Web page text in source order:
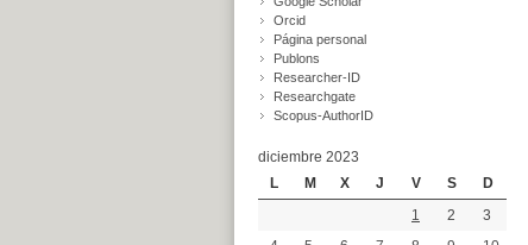
Orcid
Página personal
Publons
Researcher-ID
Researchgate
Scopus-AuthorID
diciembre 2023
L
M X J V S
D
1
2
3